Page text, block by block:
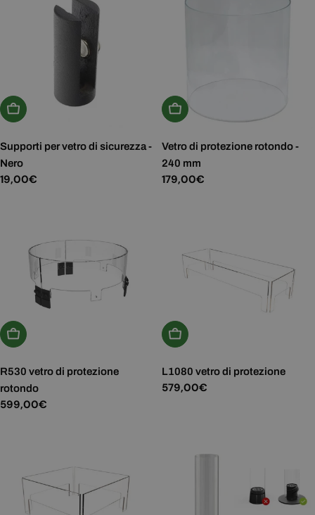
Aggiungi Al Carrello
Supporti per vetro di sicurezza -
Nero
Prezzo
19,00€
Aggiungi Al Carrello
Vetro di protezione rotondo -
240 mm
Prezzo
179,00€
Aggiungi Al Carrello
R530 vetro di protezione
rotondo
Prezzo
599,00€
Aggiungi Al Carrello
L1080 vetro di protezione
Prezzo
579,00€